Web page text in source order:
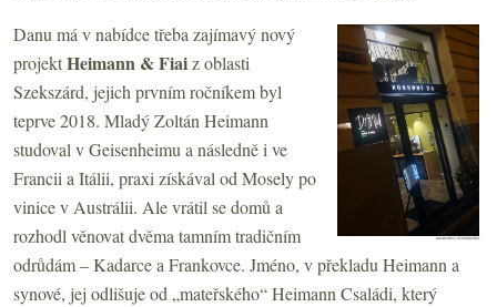
Danu má v nabídce třeba zajímavý nový
projektHeimann & Fiaiz oblasti
Szekszárd, jejich prvním ročníkem byl
teprve 2018. Mladý Zoltán Heimann
studoval v Geisenheimu a následně i ve
Francii a Itálii, praxi získával od Mosely po
vinice v Austrálii. Ale vrátil se domů a
rozhodl věnovat dvěma tamním tradičním
odrůdám – Kadarce a Frankovce. Jméno, v překladu Heimann a
synové, jej odlišuje od „mateřského“ Heimann Családi, který